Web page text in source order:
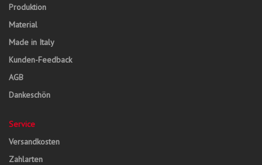
Produktion
Material
Made in Italy
Kunden-Feedback
AGB
Dankeschön
Service
Versandkosten
Zahlarten